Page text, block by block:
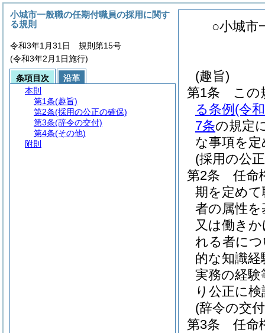
○小城市
(趣旨)
第1条
この
る条例 (令
7条の規定
な事項を
(採用の公
第2条
任命
期を定め
者の属性
又は働き
れる者に
的な知識
実務の経
り公正に
(辞令の交
第3条
任命
小城市一般職の任期付職員の採用に関す
る規則
令和3年1月31日 規則第15号
(令和3年2月1日施行)
条項目次
沿革
本則
第1条(趣旨)
第2条(採用の公正の確保)
第3条(辞令の交付)
第4条(その他)
附則